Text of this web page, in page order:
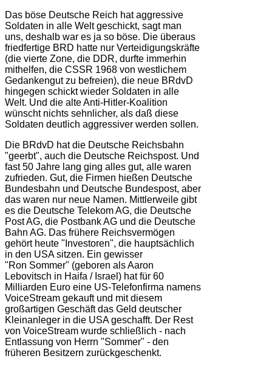
Das böse Deutsche Reich hat aggressive
Soldaten in alle Welt geschickt, sagt man
uns, deshalb war es ja so böse. Die überaus
friedfertige BRD hatte nur Verteidigungskräfte
(die vierte Zone, die DDR, durfte immerhin
mithelfen, die CSSR 1968 von westlichem
Gedankengut zu befreien), die neue BRdvD
hingegen schickt wieder Soldaten in alle
Welt. Und die alte Anti-Hitler-Koalition
wünscht nichts sehnlicher, als daß diese
Soldaten deutlich aggressiver werden sollen.
Die BRdvD hat die Deutsche Reichsbahn
"geerbt", auch die Deutsche Reichspost. Und
fast 50 Jahre lang ging alles gut, alle waren
zufrieden. Gut, die Firmen hießen Deutsche
Bundesbahn und Deutsche Bundespost, aber
das waren nur neue Namen. Mittlerweile gibt
es die Deutsche Telekom AG, die Deutsche
Post AG, die Postbank AG und die Deutsche
Bahn AG. Das frühere Reichsvermögen
gehört heute "Investoren", die hauptsächlich
in den USA sitzen. Ein gewisser
"Ron Sommer" (geboren als Aaron
Lebovitsch in Haifa / Israel) hat für 60
Milliarden Euro eine US-Telefonfirma namens
VoiceStream gekauft und mit diesem
großartigen Geschäft das Geld deutscher
Kleinanleger in die USA geschafft. Der Rest
von VoiceStream wurde schließlich - nach
Entlassung von Herrn "Sommer" - den
früheren Besitzern zurückgeschenkt.